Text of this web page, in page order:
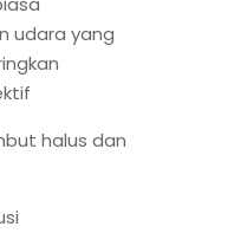
udara yang
halus dan